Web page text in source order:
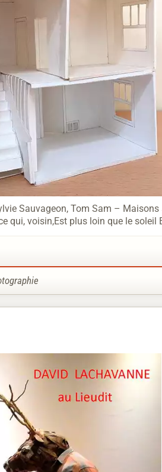
Sauvageon, Tom Sam –
qui, voisin,Est plus loin que le